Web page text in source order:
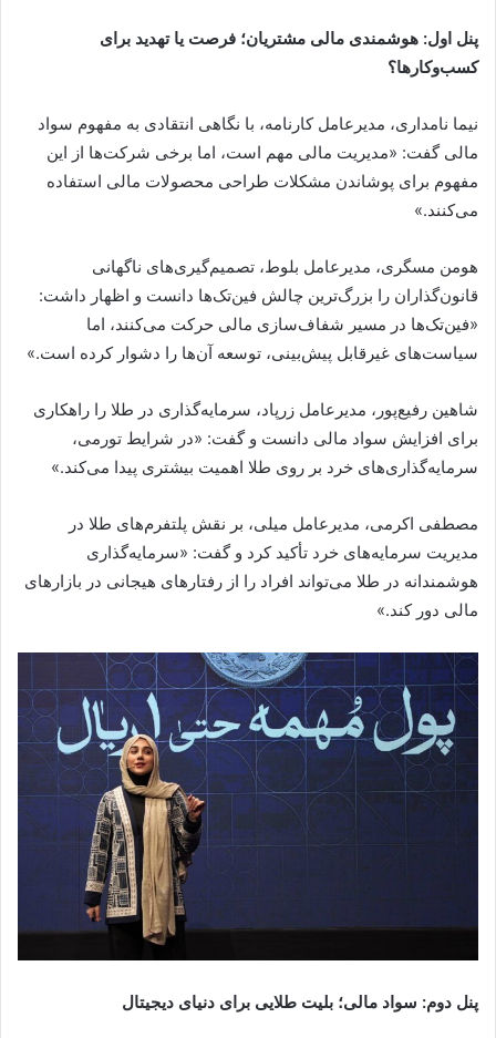
پنل اول: هوشمندی مالی مشتریان؛ فرصت یا تهدید برای
کسب‌وکارها؟
نیما نامداری، مدیرعامل کارنامه، با نگاهی انتقادی به مفهوم سواد
مالی گفت: «مدیریت مالی مهم است، اما برخی شرکت‌ها از این
مفهوم برای پوشاندن مشکلات طراحی محصولات مالی استفاده
می‌کنند.»
هومن مسگری، مدیرعامل بلوط، تصمیم‌گیری‌های ناگهانی
قانون‌گذاران را بزرگ‌ترین چالش فین‌تک‌ها دانست و اظهار داشت:
«فین‌تک‌ها در مسیر شفاف‌سازی مالی حرکت می‌کنند، اما
سیاست‌های غیرقابل پیش‌بینی، توسعه آن‌ها را دشوار کرده است.»
شاهین رفیع‌پور، مدیرعامل زرپاد، سرمایه‌گذاری در طلا را راهکاری
برای افزایش سواد مالی دانست و گفت: «در شرایط تورمی،
سرمایه‌گذاری‌های خرد بر روی طلا اهمیت بیشتری پیدا می‌کند.»
مصطفی اکرمی، مدیرعامل میلی، بر نقش پلتفرم‌های طلا در
مدیریت سرمایه‌های خرد تأکید کرد و گفت: «سرمایه‌گذاری
هوشمندانه در طلا می‌تواند افراد را از رفتارهای هیجانی در بازارهای
مالی دور کند.»
پنل دوم: سواد مالی؛ بلیت طلایی برای دنیای دیجیتال